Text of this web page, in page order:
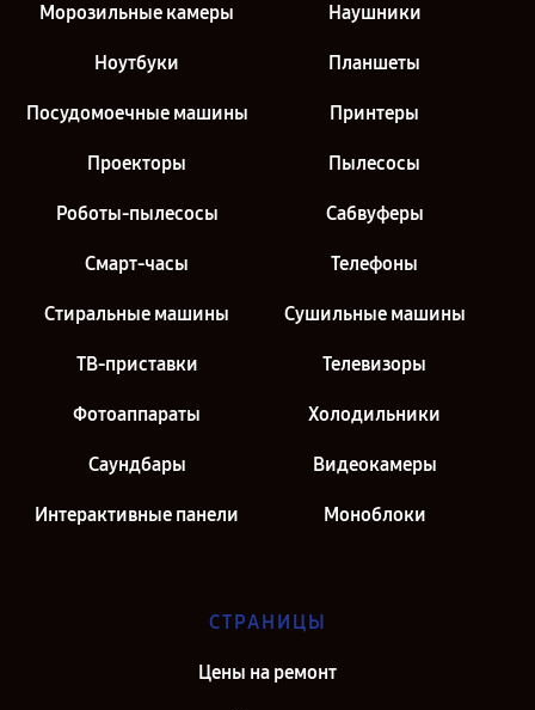
Морозильные камеры Наушники
Ноутбуки Планшеты
Посудомоечные машины Принтеры
Проекторы Пылесосы
Роботы-пылесосы Сабвуферы
Смарт-часы Телефоны
Стиральные машины Сушильные машины
ТВ-приставки Телевизоры
Фотоаппараты Холодильники
Саундбары Видеокамеры
Интерактивные панели Моноблоки
СТРАНИЦЫ
Цены на ремонт